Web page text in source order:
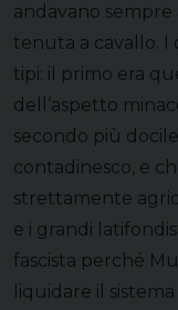
andavano sempre
tenuta a cavallo. I
tipi: il primo era
dell’aspetto
secondo più
contadinesco, e
strettamente
e i grandi
fascista perché
liquidare il